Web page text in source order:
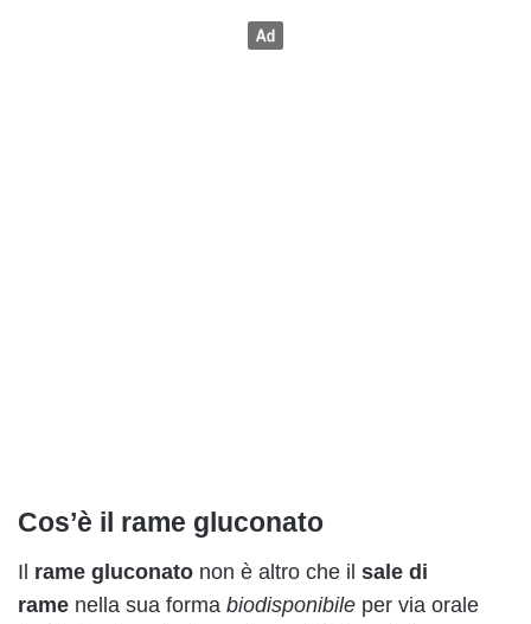
Cos’è il rame gluconato
Il rame gluconato non è altro che il sale di
rame nella sua forma biodisponibile per via orale